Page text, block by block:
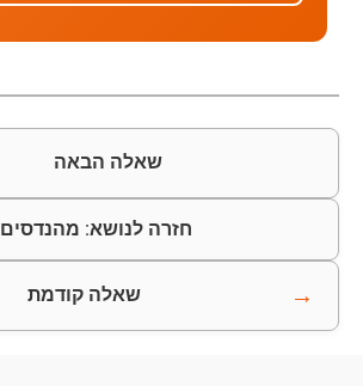
שאלה הבאה
חזרה לנושא: מהנדסים
→ שאלה קודמת